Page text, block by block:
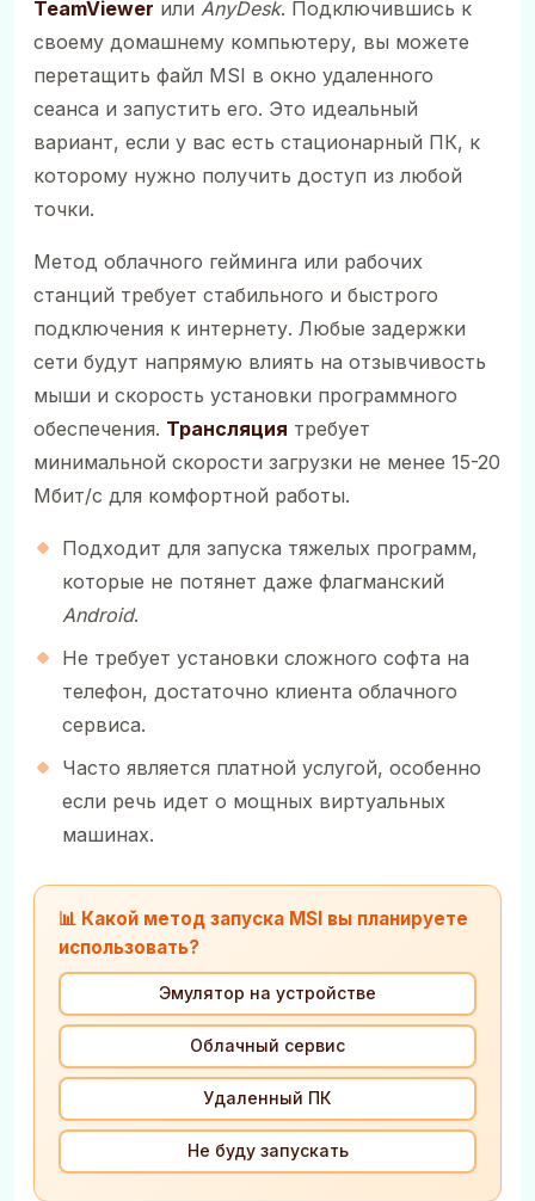
TeamViewer или AnyDesk. Подключившись к
своему домашнему компьютеру, вы можете
перетащить файл MSI в окно удаленного
сеанса и запустить его. Это идеальный
вариант, если у вас есть стационарный ПК, к
которому нужно получить доступ из любой
точки.
Метод облачного гейминга или рабочих
станций требует стабильного и быстрого
подключения к интернету. Любые задержки
сети будут напрямую влиять на отзывчивость
мыши и скорость установки программного
обеспечения. Трансляция требует
минимальной скорости загрузки не менее 15-20
Мбит/с для комфортной работы.
Подходит для запуска тяжелых программ,
которые не потянет даже флагманский
Android.
Не требует установки сложного софта на
телефон, достаточно клиента облачного
сервиса.
Часто является платной услугой, особенно
если речь идет о мощных виртуальных
машинах.
📊 Какой метод запуска MSI вы планируете
использовать?
Эмулятор на устройстве
Облачный сервис
Удаленный ПК
Не буду запускать